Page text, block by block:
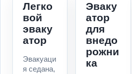
Легко
вой
эваку
атор
Эвакуаци
я седана,
Эваку
атор
для
внедо
рожни
ка